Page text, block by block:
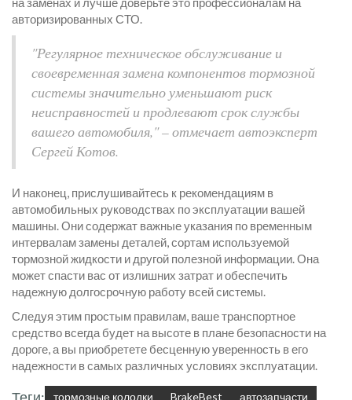
авторизированных СТО.
"Регулярное техническое обслуживание и
своевременная замена компонентов тормозной
системы значительно уменьшают риск
неисправностей и продлевают срок службы
вашего автомобиля," – отмечает автоэксперт
Сергей Котов.
И наконец, прислушивайтесь к рекомендациям в
автомобильных руководствах по эксплуатации вашей
машины. Они содержат важные указания по временным
интервалам замены деталей, сортам используемой
тормозной жидкости и другой полезной информации. Она
может спасти вас от излишних затрат и обеспечить
надежную долгосрочную работу всей системы.
Следуя этим простым правилам, ваше транспортное
средство всегда будет на высоте в плане безопасности на
дороге, а вы приобретете бесценную уверенность в его
надежности в самых различных условиях эксплуатации.
тормозные колодки BrakeBest
автозапчасти